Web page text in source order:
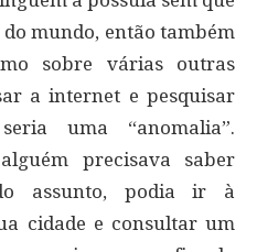
mundo, então também
sobre várias outras
a internet e pesquisar
uma “anomalia”.
precisava saber
assunto, podia ir à
cidade e consultar um